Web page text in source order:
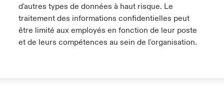
d'autres types de données à haut risque. Le
traitement des informations confidentielles peut
être limité aux employés en fonction de leur poste
et de leurs compétences au sein de l'organisation.